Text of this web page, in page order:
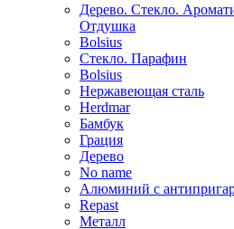
Дерево. Стекло.
Отдушка
Bolsius
Стекло. Парафин
Bolsius
Нержавеющая сталь
Herdmar
Бамбук
Грация
Дерево
No name
Алюминий с
Repast
Металл